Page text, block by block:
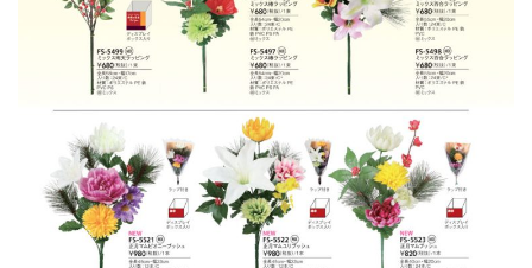
店舗情報・営業日
お問い合わせ
プライバシーポリシー